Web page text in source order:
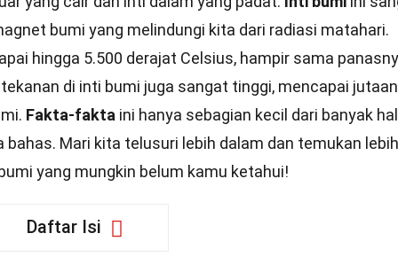
bumi yang melindungi kita dari radiasi matahari.
hingga 5.500 derajat Celsius, hampir sama
di inti bumi juga sangat tinggi, mencapai
Fakta-fakta ini hanya sebagian kecil dari banyak hal
Mari kita telusuri lebih dalam dan temukan lebih
yang mungkin belum kamu ketahui!
Daftar Isi